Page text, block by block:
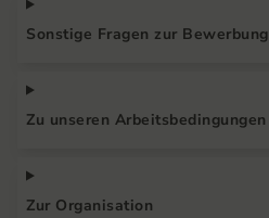
Sonstige Fragen zur Bewerbung
Zu unseren Arbeitsbedingungen
Zur Organisation